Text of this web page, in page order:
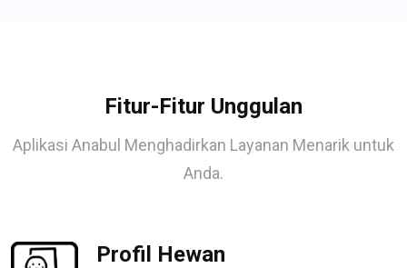
Fitur-Fitur Unggulan
Aplikasi Anabul Menghadirkan Layanan Menarik untuk
Anda.
Profil Hewan